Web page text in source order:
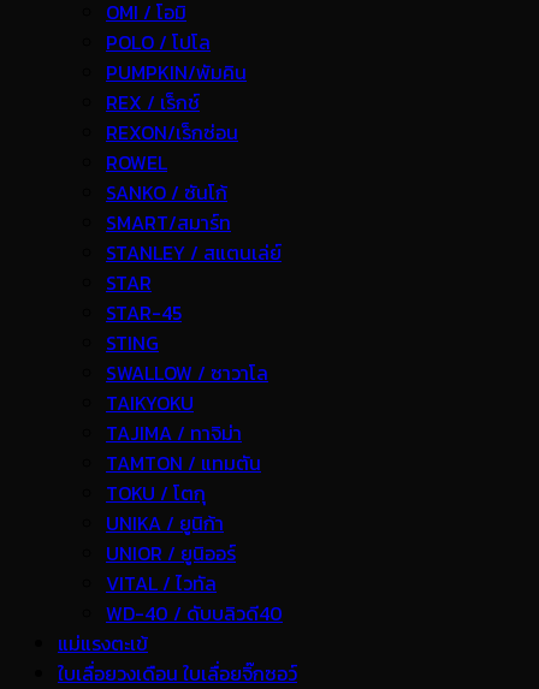
OMI / โอมิ
POLO / โปโล
PUMPKIN/พัมคิน
REX / เร็กช์
REXON/เร็กซ่อน
ROWEL
SANKO / ซันโก้
SMART/สมาร์ท
STANLEY / สแตนเล่ย์
STAR
STAR-45
STING
SWALLOW / ซาวาโล
TAIKYOKU
TAJIMA / ทาจิม่า
TAMTON / แทมตัน
TOKU / โตกุ
UNIKA / ยูนิก้า
UNIOR / ยูนิออร์
VITAL / ไวทัล
WD-40 / ดับบลิวดี40
แม่แรงตะเข้
ใบเลื่อยวงเดือน ใบเลื่อยจิ๊กซอว์